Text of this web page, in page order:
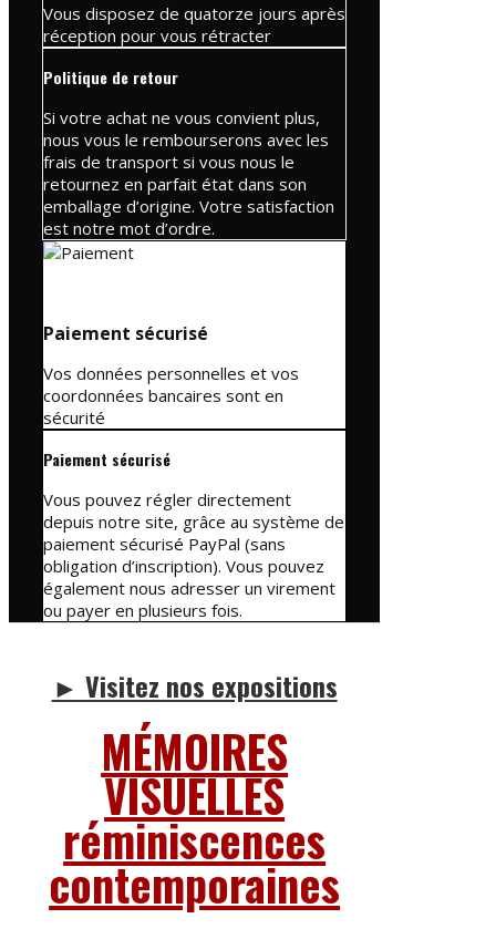
Vous disposez de quatorze jours après
réception pour vous rétracter
Politique de retour
Si votre achat ne vous convient plus,
nous vous le rembourserons avec les
frais de transport si vous nous le
retournez en parfait état dans son
emballage d’origine. Votre satisfaction
est notre mot d’ordre.
Paiement sécurisé
Vos données personnelles et vos
coordonnées bancaires sont en
sécurité
Paiement sécurisé
Vous pouvez régler directement
depuis notre site, grâce au système de
paiement sécurisé PayPal (sans
obligation d’inscription). Vous pouvez
également nous adresser un virement
ou payer en plusieurs fois.
► Visitez nos expositions
MÉMOIRES
VISUELLES
réminiscences
contemporaines